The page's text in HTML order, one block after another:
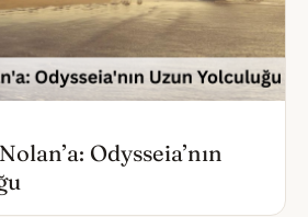
Odysseia’nın